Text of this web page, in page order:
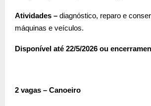
Atividades – diagnóstico, reparo e
máquinas e veículos.
Disponível até 22/5/2026 ou
2 vagas – Canoeiro